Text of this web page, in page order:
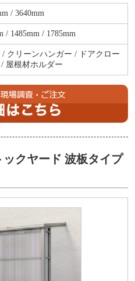
/ 3640mm
/ 1485mm / 1785mm
クリーンハンガー / ドアクロー
屋根材ホルダー
ックヤード 波板タイプ